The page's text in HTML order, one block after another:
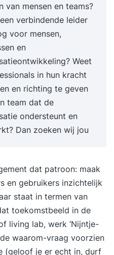
benut via concrete
in je hoofd
om creativiteit te
in je brein, en
van mensen en teams?
verbindende leider
voor mensen,
en
Weet
in hun kracht
en richting te geven
team dat de
ondersteunt en
Dan zoeken wij jou
dat patroon: maak
en gebruikers inzichtelijk
staat in termen van
toekomstbeeld in de
living lab, werk ‘Nijntje-
waarom-vraag voorzien
(geloof je er echt in, durf